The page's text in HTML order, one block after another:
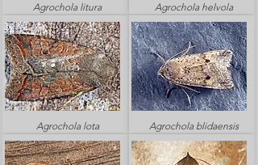
Agrochola litura
Agrochola lota
Agrochola helvola
Agrochola blidaensis